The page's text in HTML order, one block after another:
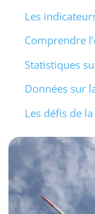
Les
Comprendre
Statistiques
Données sur
Les défis de